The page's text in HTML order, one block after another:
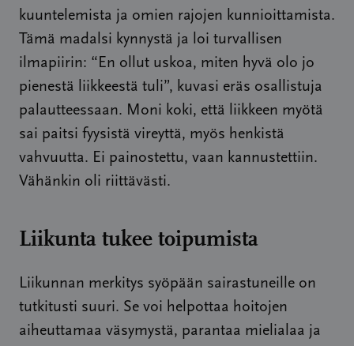
kuuntelemista ja omien rajojen kunnioittamista.
Tämä madalsi kynnystä ja loi turvallisen
ilmapiirin: “En ollut uskoa, miten hyvä olo jo
pienestä liikkeestä tuli”, kuvasi eräs osallistuja
palautteessaan. Moni koki, että liikkeen myötä
sai paitsi fyysistä vireyttä, myös henkistä
vahvuutta. Ei painostettu, vaan kannustettiin.
Vähänkin oli riittävästi.
Liikunta tukee toipumista
Liikunnan merkitys syöpään sairastuneille on
tutkitusti suuri. Se voi helpottaa hoitojen
aiheuttamaa väsymystä, parantaa mielialaa ja